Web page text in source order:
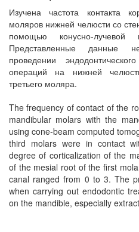
Изучена частота контакта
моляров нижней челюсти со
помощью конусно-лучевой
Представленные данные
проведении
операций на нижней
третьего моляра.
The frequency of contact of the
mandibular molars with the
using cone-beam computed
third molars were in contact
degree of corticalization of the
of the mesial root of the first
canal ranged from 0 to 3. The
when carrying out endodontic
on the mandible, especially